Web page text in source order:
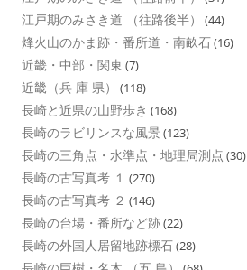
江戸期のみさき道 （往路後半） (44)
烽火山のかま跡・番所道・南畝石(16)
近畿・中部・関東 (7)
近畿（兵 庫 県） (118)
長崎と近県の山野歩き (168)
長崎のラビリンスな風景 (123)
長崎の三角点・水準点・地理局測点 (30)
長崎の古写真考 １ (270)
長崎の古写真考 ２ (146)
長崎の台場・番所など跡(22)
長崎の外国人居留地跡標石(28)